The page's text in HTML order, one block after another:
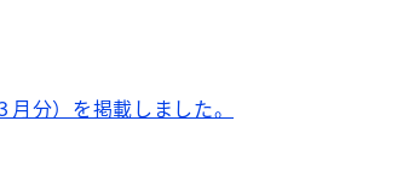
分）を掲載しました。